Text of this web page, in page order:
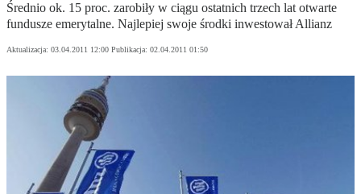
Średnio ok. 15 proc. zarobiły w ciągu ostatnich trzech lat otwarte
fundusze emerytalne. Najlepiej swoje środki inwestował Allianz
Aktualizacja: 03.04.2011 12:00 Publikacja: 02.04.2011 01:50